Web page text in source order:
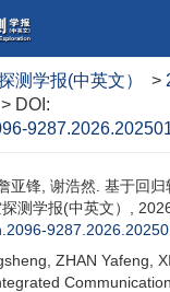
测学报(中英文） >
> DOI:
亚锋, 谢浩然. 基于回
测学报(中英文）,
ZHAN Yafeng,